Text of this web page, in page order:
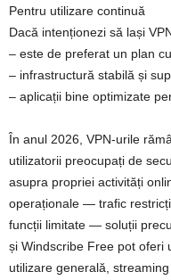
Pentru utilizare continuă
Dacă intenționezi să lași
– este de preferat un plan
– infrastructură stabilă și
– aplicații bine optimizate
În anul 2026, VPN‑urile
utilizatorii preocupați de
asupra propriei activități
operaționale — trafic
funcții limitate — soluții
și Windscribe Free pot oferi
utilizare generală,